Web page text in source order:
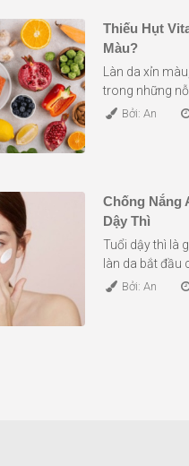
Thiếu Hụt
Màu?
Làn da xỉn
trong những
Bởi: An
Chống Nắng
Dậy Thì
Tuổi dậy thì là
làn da bắt đầu
Bởi: An